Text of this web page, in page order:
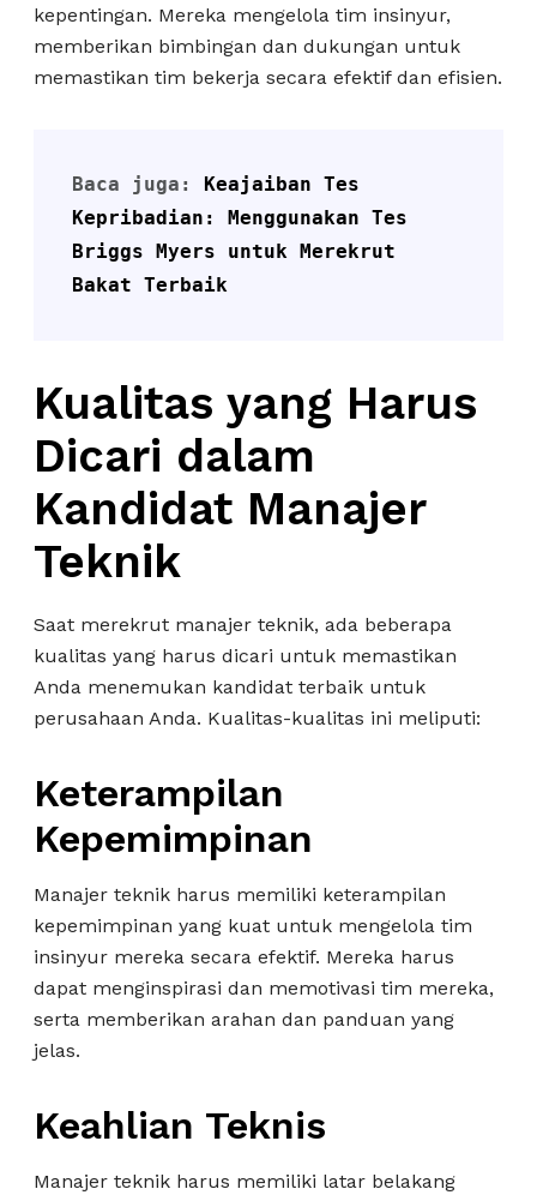
kepentingan. Mereka mengelola tim insinyur,
memberikan bimbingan dan dukungan untuk
memastikan tim bekerja secara efektif dan efisien.
Baca juga:
Keajaiban Tes
Kepribadian: Menggunakan Tes
Briggs Myers untuk Merekrut
Bakat Terbaik
Kualitas yang Harus
Dicari dalam
Kandidat Manajer
Teknik
Saat merekrut manajer teknik, ada beberapa
kualitas yang harus dicari untuk memastikan
Anda menemukan kandidat terbaik untuk
perusahaan Anda. Kualitas-kualitas ini meliputi:
Keterampilan
Kepemimpinan
Manajer teknik harus memiliki keterampilan
kepemimpinan yang kuat untuk mengelola tim
insinyur mereka secara efektif. Mereka harus
dapat menginspirasi dan memotivasi tim mereka,
serta memberikan arahan dan panduan yang
jelas.
Keahlian Teknis
Manajer teknik harus memiliki latar belakang